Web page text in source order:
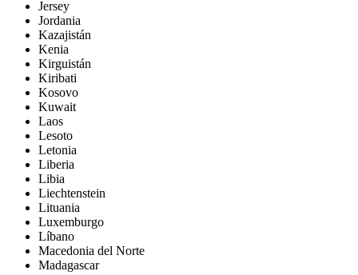
Jersey
Jordania
Kazajistán
Kenia
Kirguistán
Kiribati
Kosovo
Kuwait
Laos
Lesoto
Letonia
Liberia
Libia
Liechtenstein
Lituania
Luxemburgo
Líbano
Macedonia del Norte
Madagascar